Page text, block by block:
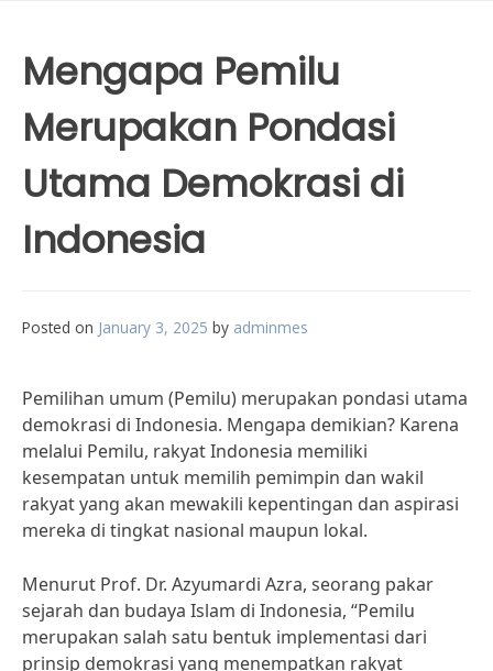
Mengapa Pemilu
Merupakan Pondasi
Utama Demokrasi di
Indonesia
Posted on January 3, 2025 by adminmes
Pemilihan umum (Pemilu) merupakan pondasi utama
demokrasi di Indonesia. Mengapa demikian? Karena
melalui Pemilu, rakyat Indonesia memiliki
kesempatan untuk memilih pemimpin dan wakil
rakyat yang akan mewakili kepentingan dan aspirasi
mereka di tingkat nasional maupun lokal.
Menurut Prof. Dr. Azyumardi Azra, seorang pakar
sejarah dan budaya Islam di Indonesia, “Pemilu
merupakan salah satu bentuk implementasi dari
prinsip demokrasi yang menempatkan rakyat